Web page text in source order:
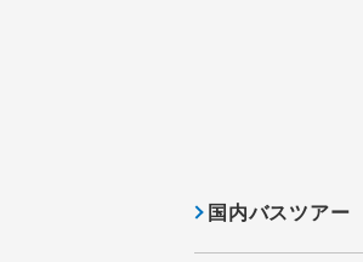
国内バスツアー